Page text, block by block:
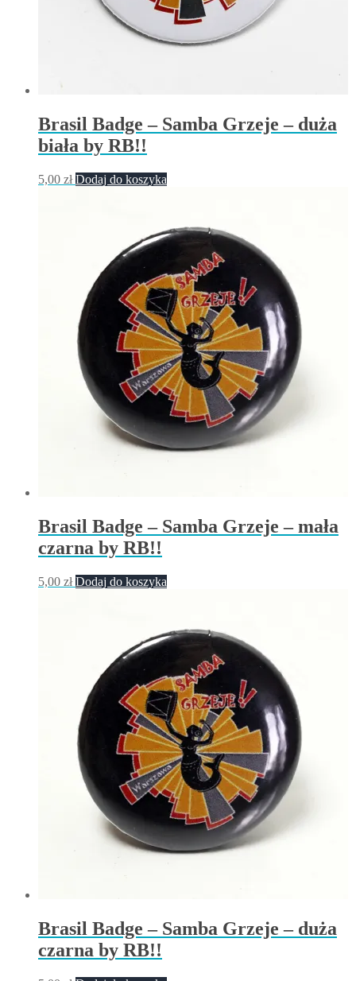
Brasil Badge – Samba Grzeje – duża
biała by RB!!
5,00 zł Dodaj do koszyka
Brasil Badge – Samba Grzeje – mała
czarna by RB!!
5,00 zł Dodaj do koszyka
Brasil Badge – Samba Grzeje – duża
czarna by RB!!